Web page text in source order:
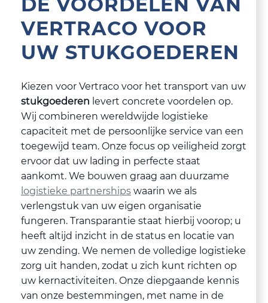
VERTRACO VOOR
UW STUKGOEDEREN
Kiezen voor Vertraco voor het transport van uw
stukgoederen levert concrete voordelen op.
Wij combineren wereldwijde logistieke
capaciteit met de persoonlijke service van een
toegewijd team. Onze focus op veiligheid zorgt
ervoor dat uw lading in perfecte staat
aankomt. We bouwen graag aan duurzame
logistieke partnerships waarin we als
verlengstuk van uw eigen organisatie
fungeren. Transparantie staat hierbij voorop; u
heeft altijd inzicht in de status en locatie van
uw zending. We nemen de volledige logistieke
zorg uit handen, zodat u zich kunt richten op
uw kernactiviteiten. Onze diepgaande kennis
van onze bestemmingen, met name in de